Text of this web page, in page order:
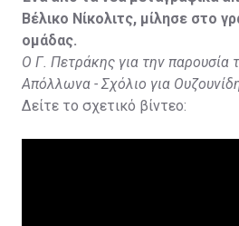
Βέλικο Νίκολιτς, μίλησε στο
ομάδας.
Ο Γ. Πετράκης για την παρουσία
Απόλλωνα - Σχόλιο για
Δείτε το σχετικό βίντεο: